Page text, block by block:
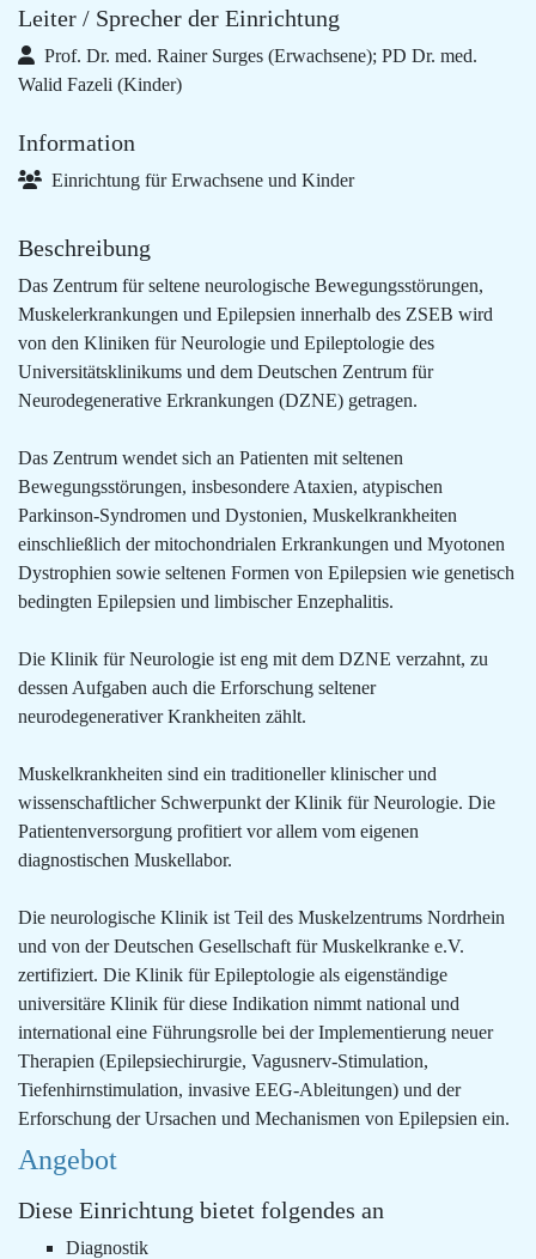
Leiter / Sprecher der Einrichtung
Prof. Dr. med. Rainer Surges (Erwachsene); PD Dr. med.
Walid Fazeli (Kinder)
Information
Einrichtung für Erwachsene und Kinder
Beschreibung
Das Zentrum für seltene neurologische Bewegungsstörungen,
Muskelerkrankungen und Epilepsien innerhalb des ZSEB wird
von den Kliniken für Neurologie und Epileptologie des
Universitätsklinikums und dem Deutschen Zentrum für
Neurodegenerative Erkrankungen (DZNE) getragen.
Das Zentrum wendet sich an Patienten mit seltenen
Bewegungsstörungen, insbesondere Ataxien, atypischen
Parkinson-Syndromen und Dystonien, Muskelkrankheiten
einschließlich der mitochondrialen Erkrankungen und Myotonen
Dystrophien sowie seltenen Formen von Epilepsien wie genetisch
bedingten Epilepsien und limbischer Enzephalitis.
Die Klinik für Neurologie ist eng mit dem DZNE verzahnt, zu
dessen Aufgaben auch die Erforschung seltener
neurodegenerativer Krankheiten zählt.
Muskelkrankheiten sind ein traditioneller klinischer und
wissenschaftlicher Schwerpunkt der Klinik für Neurologie. Die
Patientenversorgung profitiert vor allem vom eigenen
diagnostischen Muskellabor.
Die neurologische Klinik ist Teil des Muskelzentrums Nordrhein
und von der Deutschen Gesellschaft für Muskelkranke e.V.
zertifiziert. Die Klinik für Epileptologie als eigenständige
universitäre Klinik für diese Indikation nimmt national und
international eine Führungsrolle bei der Implementierung neuer
Therapien (Epilepsiechirurgie, Vagusnerv-Stimulation,
Tiefenhirnstimulation, invasive EEG-Ableitungen) und der
Erforschung der Ursachen und Mechanismen von Epilepsien ein.
Angebot
Diese Einrichtung bietet folgendes an
Diagnostik